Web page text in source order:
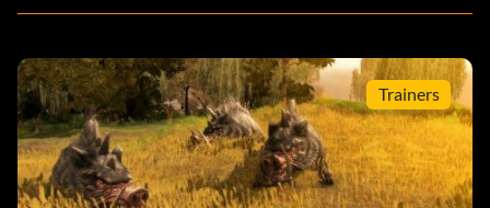
Trainers